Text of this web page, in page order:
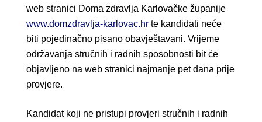
web stranici Doma zdravlja Karlovačke županije
www.domzdravlja-karlovac.hrte kandidati neće
biti pojedinačno pisano obavještavani. Vrijeme
održavanja stručnih i radnih sposobnosti bit će
objavljeno na web stranici najmanje pet dana prije
provjere.
Kandidat koji ne pristupi provjeri stručnih i radnih